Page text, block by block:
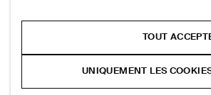
TOUT
UNIQUEMENT LES